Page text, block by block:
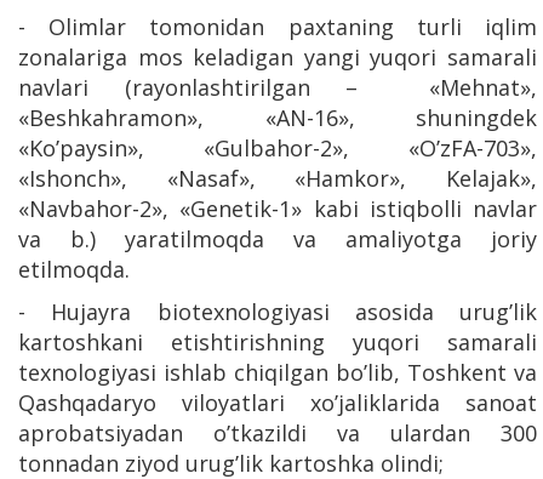
- Olimlar tomonidan paxtaning turli iqlim
zonalariga mos keladigan yangi yuqori samarali
navlari (rayonlashtirilgan – «Mehnat»,
«Beshkahramon», «AN-16», shuningdek
«Ko’paysin», «Gulbahor-2», «O’zFA-703»,
«Ishonch», «Nasaf», «Hamkor», Kelajak»,
«Navbahor-2», «Genetik-1» kabi istiqbolli navlar
va b.) yaratilmoqda va amaliyotga joriy
etilmoqda.
- Hujayra biotexnologiyasi asosida urug’lik
kartoshkani etishtirishning yuqori samarali
texnologiyasi ishlab chiqilgan bo’lib, Toshkent va
Qashqadaryo viloyatlari xo’jaliklarida sanoat
aprobatsiyadan o’tkazildi va ulardan 300
tonnadan ziyod urug’lik kartoshka olindi;